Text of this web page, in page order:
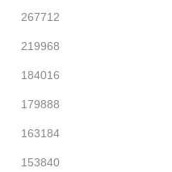
267712
219968
184016
179888
163184
153840